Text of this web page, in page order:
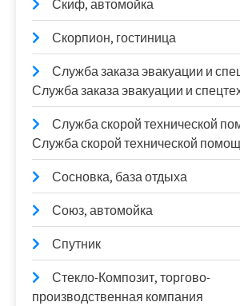
Скиф, автомойка
Скорпион, гостиница
Служба заказа эвакуации и
Служба заказа эвакуации и
Служба скорой технической
Служба скорой технической
Сосновка, база отдыха
Союз, автомойка
Спутник
Стекло-Композит, торгово-
производственная компания